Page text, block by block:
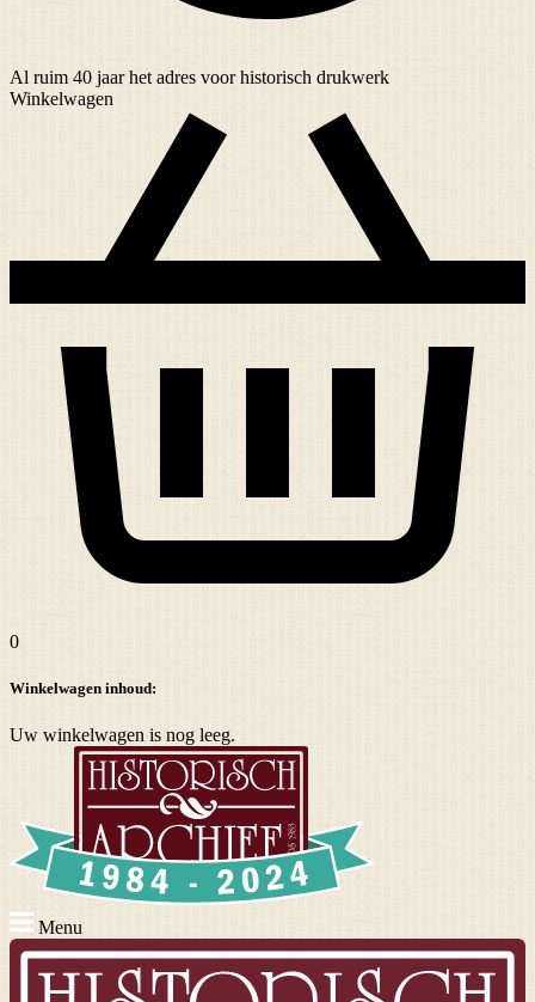
Al ruim 40 jaarhet adres voor historisch drukwerk
Winkelwagen
0
Winkelwagen inhoud:
Uw winkelwagen is nog leeg.
Menu